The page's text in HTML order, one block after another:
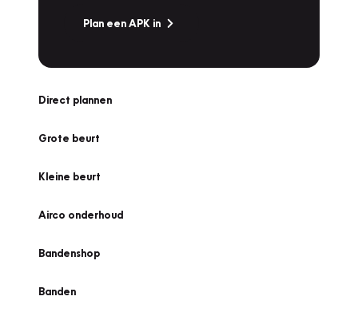
Plan een APK in
Direct plannen
Grote beurt
Kleine beurt
Airco onderhoud
Bandenshop
Banden